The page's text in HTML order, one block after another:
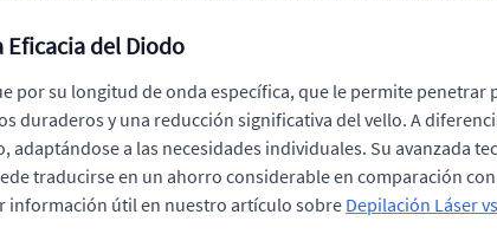
Eficacia del Diodo
por su longitud de onda específica, que le permite
duraderos y una reducción significativa del vello. A
adaptándose a las necesidades individuales. Su
traducirse en un ahorro considerable en comparación
información útil en nuestro artículo sobre Depilación Láser